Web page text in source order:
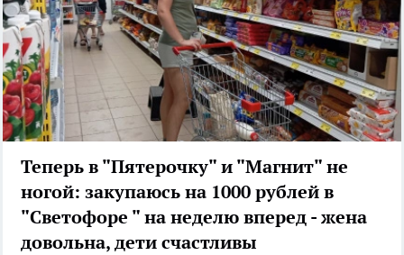
Теперь в "Пятерочку" и "Магнит" не
ногой: закупаюсь на 1000 рублей в
"Светофоре " на неделю вперед - жена
довольна, дети счастливы